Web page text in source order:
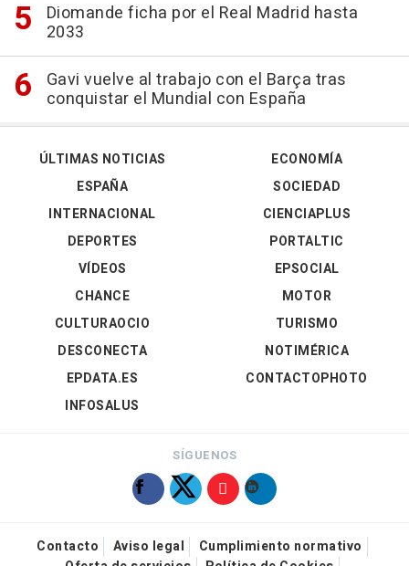
Diomande ficha por el Real Madrid hasta
2033
Gavi vuelve al trabajo con el Barça tras
conquistar el Mundial con España
ÚLTIMAS NOTICIAS
ESPAÑA
INTERNACIONAL
DEPORTES
VÍDEOS
ECONOMÍA
SOCIEDAD
CIENCIAPLUS
PORTALTIC
EPSOCIAL
CHANCE
CULTURAOCIO
DESCONECTA
EPDATA.ES
INFOSALUS
MOTOR
TURISMO
NOTIMÉRICA
CONTACTOPHOTO
SÍGUENOS
Contacto Aviso legal
Cumplimiento normativo